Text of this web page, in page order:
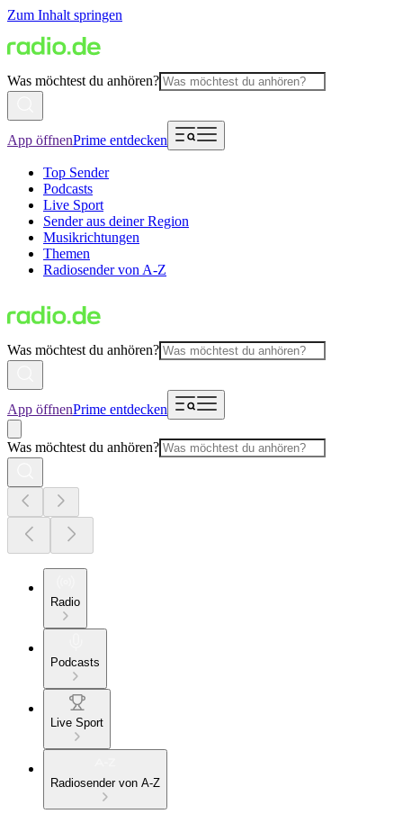
Zum Inhalt springen
Was möchtest du anhören?
App öffnenPrime entdecken
Top Sender
Podcasts
Live Sport
Sender aus deiner Region
Musikrichtungen
Themen
Radiosender von A-Z
Was möchtest du anhören?
App öffnenPrime entdecken
Was möchtest du anhören?
Radio
Podcasts
Live Sport
Radiosender von A-Z